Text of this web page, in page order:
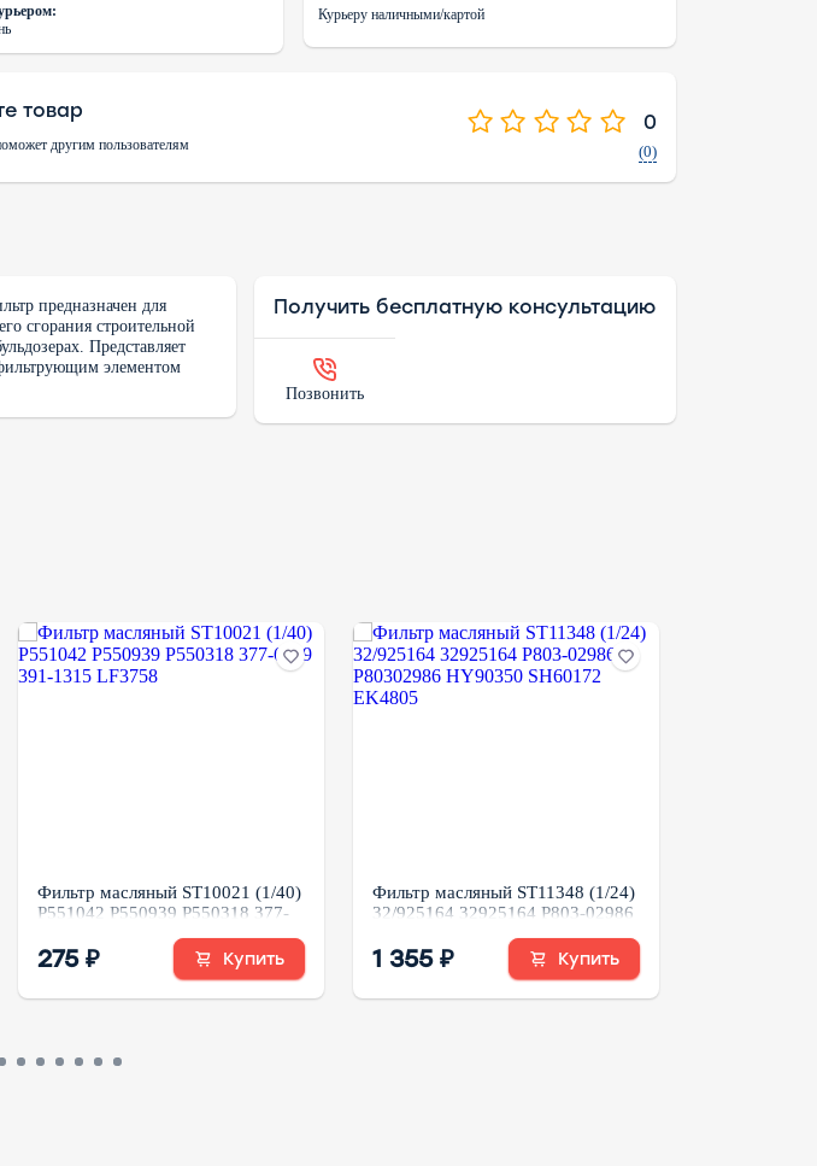
Курьеру наличными/картой
товар
другим пользователям
0
(0)
предназначен для
сгорания строительной
Представляет
элементом
Получить бесплатную консультацию
Позвонить
Фильтр масляный ST10021 (1/40)
P551042 P550939 P550318 377-
275 ₽ Купить
Фильтр масляный ST11348 (1/24)
32/925164 32925164 P803-02986
EK4805
1 355 ₽ Купить